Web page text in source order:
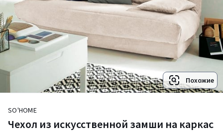
Похожие
SO'HOME
Чехол из искусственной замши на каркас